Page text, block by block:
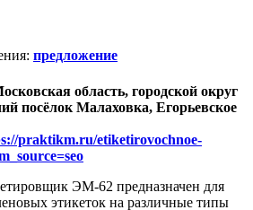
: предложение
область, городской округ
посёлок Малаховка, Егорьевское
praktikm.ru/etiketirovochnoe-
ЭМ-62 предназначен для
этикеток на различные типы